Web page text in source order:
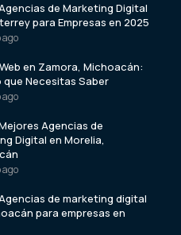
de Marketing Digital
para Empresas en 2025
ago
en Zamora, Michoacán:
que Necesitas Saber
ago
Agencias de
Digital en Morelia,
ago
de marketing digital
para empresas en